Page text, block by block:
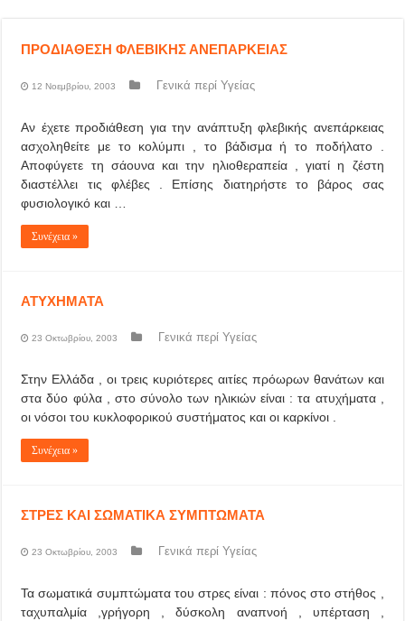
ΠΡΟΔΙΑΘΕΣΗ ΦΛΕΒΙΚΗΣ ΑΝΕΠΑΡΚΕΙΑΣ
12 Νοεμβρίου, 2003 Γενικά περί Υγείας
Αν έχετε προδιάθεση για την ανάπτυξη φλεβικής ανεπάρκειας
ασχοληθείτε με το κολύμπι , το βάδισμα ή το ποδήλατο .
Αποφύγετε τη σάουνα και την ηλιοθεραπεία , γιατί η ζέστη
διαστέλλει τις φλέβες . Επίσης διατηρήστε το βάρος σας
φυσιολογικό και …
Συνέχεια »
ΑΤΥΧΗΜΑΤΑ
23 Οκτωβρίου, 2003 Γενικά περί Υγείας
Στην Ελλάδα , οι τρεις κυριότερες αιτίες πρόωρων θανάτων και
στα δύο φύλα , στο σύνολο των ηλικιών είναι : τα ατυχήματα ,
οι νόσοι του κυκλοφορικού συστήματος και οι καρκίνοι .
Συνέχεια »
ΣΤΡΕΣ ΚΑΙ ΣΩΜΑΤΙΚΑ ΣΥΜΠΤΩΜΑΤΑ
23 Οκτωβρίου, 2003 Γενικά περί Υγείας
Τα σωματικά συμπτώματα του στρες είναι : πόνος στο στήθος ,
ταχυπαλμία ,γρήγορη , δύσκολη αναπνοή , υπέρταση ,